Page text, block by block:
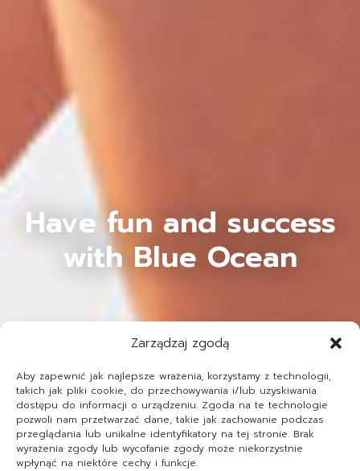
Zarządzaj zgodą
Aby zapewnić jak najlepsze wrażenia, korzystamy z technologii,
takich jak pliki cookie, do przechowywania i/lub uzyskiwania
dostępu do informacji o urządzeniu. Zgoda na te technologie
pozwoli nam przetwarzać dane, takie jak zachowanie podczas
przeglądania lub unikalne identyfikatory na tej stronie. Brak
wyrażenia zgody lub wycofanie zgody może niekorzystnie
wpłynąć na niektóre cechy i funkcje.
Have fun and success
with Blue Ocean